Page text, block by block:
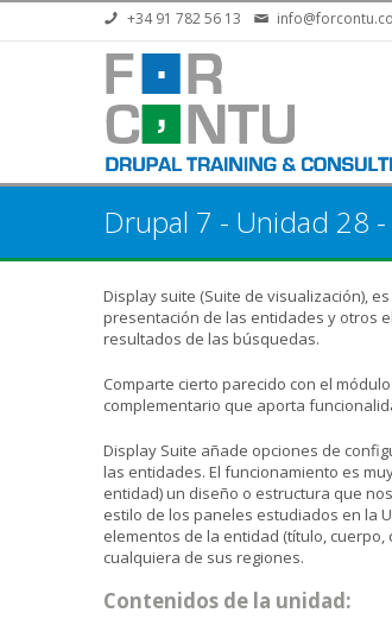
Pasar al contenido principal
+34 91 782 56 13
Drupal 7 - Unidad 28 -
Display suite (Suite de visualización),
presentación de las entidades y otros
resultados de las búsquedas.
Comparte cierto parecido con el
complementario que aporta
Display Suite añade opciones de
las entidades. El funcionamiento es
entidad) un diseño o estructura que
estilo de los paneles estudiados en la
elementos de la entidad (título,
cualquiera de sus regiones.
Contenidos de la unidad: